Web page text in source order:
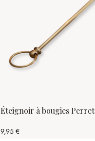
Éteignoir à bougies Perret
9,95 €